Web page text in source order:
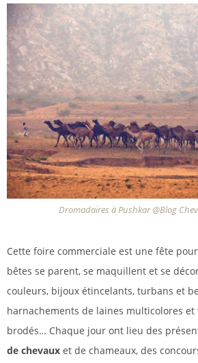
Dromadaires à Pushkar @Blog
Cette foire commerciale est une fête
bêtes se parent, se maquillent et se
couleurs, bijoux étincelants, turbans et
harnachements de laines multicolores et
brodés… Chaque jour ont lieu des
de chevaux et de chameaux, des